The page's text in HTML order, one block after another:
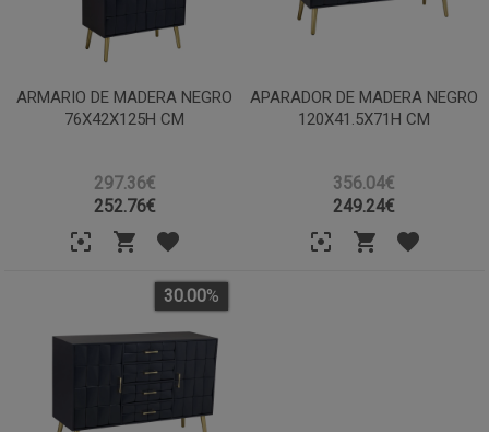
ARMARIO DE MADERA NEGRO
76X42X125H CM
297.36€
252.76€
APARADOR DE MADERA NEGRO
120X41.5X71H CM
356.04€
249.24€
30.00%